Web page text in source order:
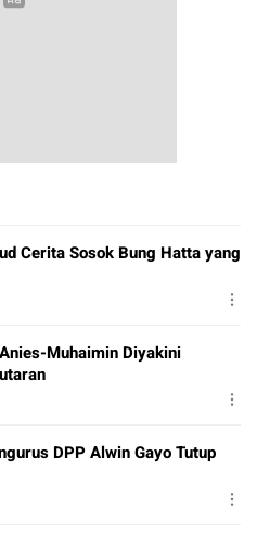
Cerita Sosok Bung Hatta yang
Muhaimin Diyakini
DPP Alwin Gayo Tutup